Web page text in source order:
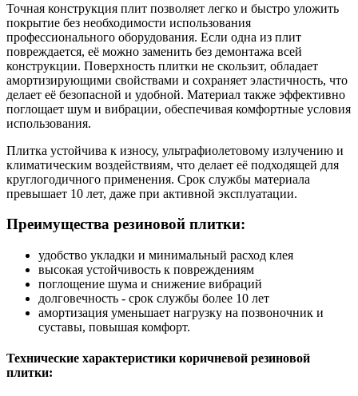
Точная конструкция плит позволяет легко и быстро уложить
покрытие без необходимости использования
профессионального оборудования. Если одна из плит
повреждается, её можно заменить без демонтажа всей
конструкции. Поверхность плитки не скользит, обладает
амортизирующими свойствами и сохраняет эластичность, что
делает её безопасной и удобной. Материал также эффективно
поглощает шум и вибрации, обеспечивая комфортные условия
использования.
Плитка устойчива к износу, ультрафиолетовому излучению и
климатическим воздействиям, что делает её подходящей для
круглогодичного применения. Срок службы материала
превышает 10 лет, даже при активной эксплуатации.
Преимущества резиновой плитки:
удобство укладки и минимальный расход клея
высокая устойчивость к повреждениям
поглощение шума и снижение вибраций
долговечность - срок службы более 10 лет
амортизация уменьшает нагрузку на позвоночник и
суставы, повышая комфорт.
Технические характеристики коричневой резиновой
плитки: